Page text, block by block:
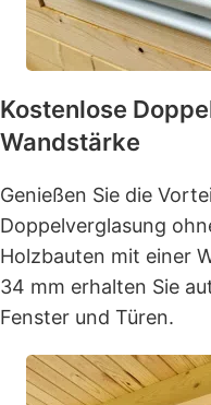
Kostenlose
Wandstärke
Genießen Sie die
Doppelverglasung
Holzbauten mit einer
34 mm erhalten Sie
Fenster und Türen.